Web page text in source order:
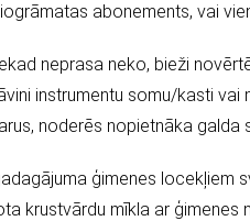
abonements, vai
neprasa neko, bieži
instrumentu somu/kasti
noderēs nopietnāka galda
ģimenes locekļiem
krustvārdu mīkla ar ģimenes